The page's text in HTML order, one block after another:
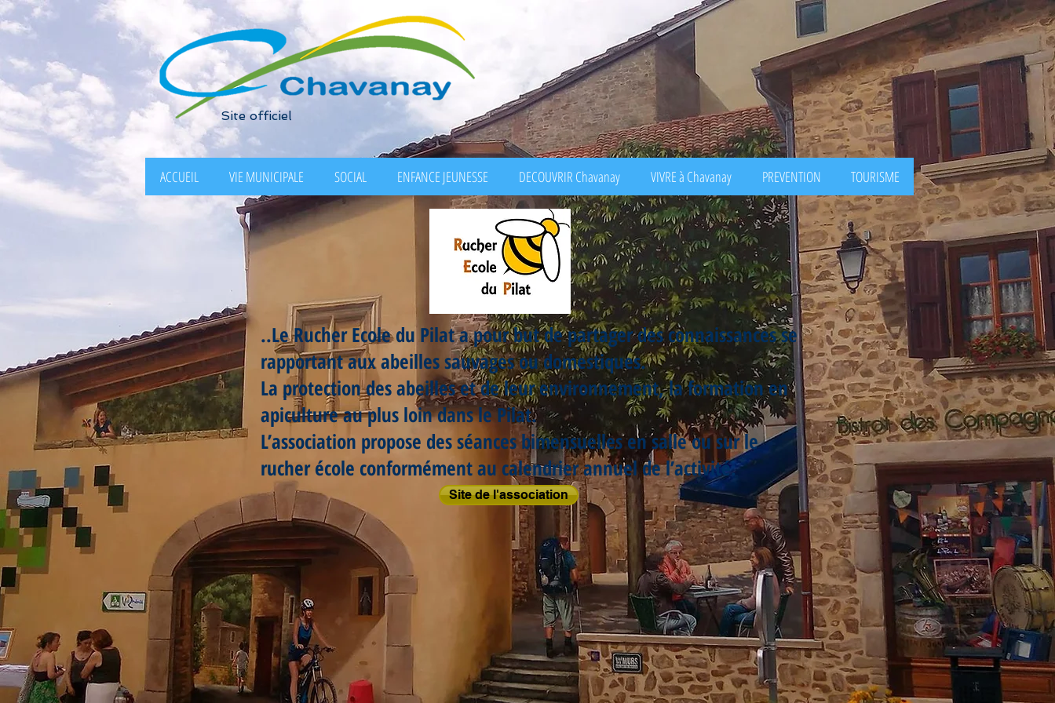
Site officiel
ACCUEIL VIE MUNICIPALE SOCIAL ENFANCE JEUNESSE DECOUVRIR Chavanay VIVRE à Chavanay PREVENTION TOURISME
..Le Rucher Ecole du Pilat a pour but de partager des connaissances se
rapportant aux abeilles sauvages ou domestiques.
La protection des abeilles et de leur environnement, la formation en
apiculture au plus loin dans le Pilat.
L’association propose des séances bimensuelles en salle ou sur le
rucher école conformément au calendrier annuel de l’activité.
Site de l'association